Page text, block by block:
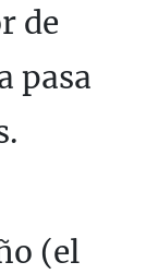
de
pasa
(el